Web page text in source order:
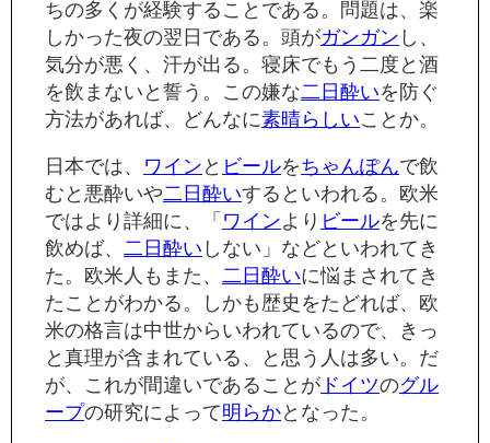
ちの多くが経験することである。問題は、楽
しかった夜の翌日である。頭がガンガン し、
気分が悪く、汗が出る。寝床でもう二度と酒
を飲まないと誓う。この嫌な二日酔いを防ぐ
方法があれば、どんなに素晴らしいことか。
日本では、 ワインと ビールをちゃんぽんで飲
むと悪酔いや二日酔いするといわれる。欧米
ではより詳細に、「ワインより ビールを先に
飲めば、 二日酔い しない」などといわれてき
た。欧米人もまた、 二日酔いに悩まされてき
たことがわかる。しかも歴史をたどれば、欧
米の格言は中世からいわれているので、きっ
と真理が含まれている、と思う人は多い。だ
が、これが間違いであることが ドイツのグル
ープの研究によって明らかとなった。